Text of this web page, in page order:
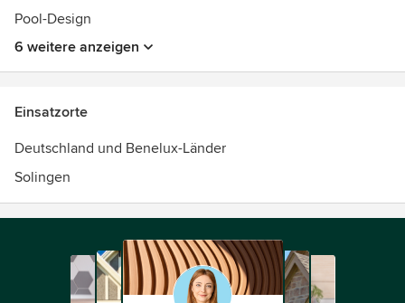
Pool-Design
6 weitere anzeigen
Einsatzorte
Deutschland und Benelux-Länder
Solingen